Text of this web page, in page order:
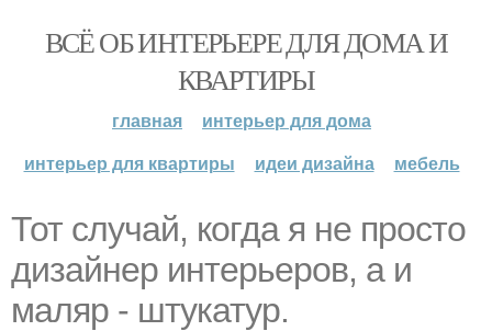
ВСЁ ОБ ИНТЕРЬЕРЕ ДЛЯ ДОМА И
КВАРТИРЫ
главная
интерьер для дома
интерьер для квартиры
идеи дизайна мебель
Тот случай, когда я не просто
дизайнер интерьеров, а и
маляр - штукатур.